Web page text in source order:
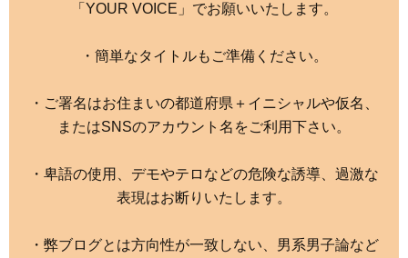
「YOUR VOICE」でお願いいたします。
・簡単なタイトルもご準備ください。
・ご署名はお住まいの都道府県＋イニシャルや仮名、
またはSNSのアカウント名をご利用下さい。
・卑語の使用、デモやテロなどの危険な誘導、過激な
表現はお断りいたします。
・弊ブログとは方向性が一致しない、男系男子論など